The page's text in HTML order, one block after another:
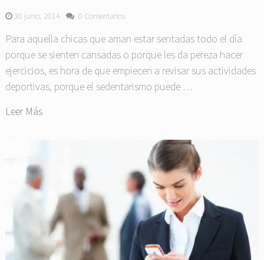
30 junio, 2014 0 Comentarios
Para aquella chicas que aman estar sentadas todo el día
porque se sienten cansadas o porque les da pereza hacer
ejercicios, es hora de que empiecen a revisar sus actividades
deportivas, porque el sedentarismo puede …
Leer Más